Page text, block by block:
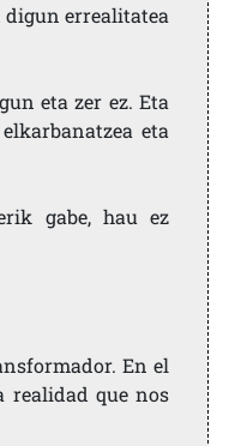
digun errealitatea
eta zer ez. Eta
eta
gabe, hau ez
En el
realidad que nos